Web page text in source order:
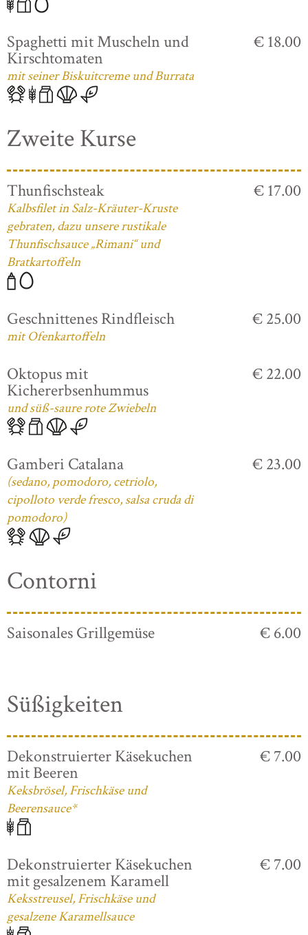
Spaghetti mit Muscheln und
Kirschtomaten
mit seiner Biskuitcreme und Burrata
€ 18.00
Zweite Kurse
Thunfischsteak
Kalbsfilet in Salz-Kräuter-Kruste
gebraten, dazu unsere rustikale
Thunfischsauce „Rimani“ und
Bratkartoffeln
€ 17.00
Geschnittenes Rindfleisch
mit Ofenkartoffeln
€ 25.00
Oktopus mit
Kichererbsenhummus
und süß-saure rote Zwiebeln
€ 22.00
Gamberi Catalana
(sedano, pomodoro, cetriolo,
cipolloto verde fresco, salsa cruda di
pomodoro)
€ 23.00
Contorni
Saisonales Grillgemüse € 6.00
Süßigkeiten
Dekonstruierter Käsekuchen
mit Beeren
Keksbrösel, Frischkäse und
Beerensauce*
€ 7.00
Dekonstruierter Käsekuchen
mit gesalzenem Karamell
Keksstreusel, Frischkäse und
gesalzene Karamellsauce
€ 7.00